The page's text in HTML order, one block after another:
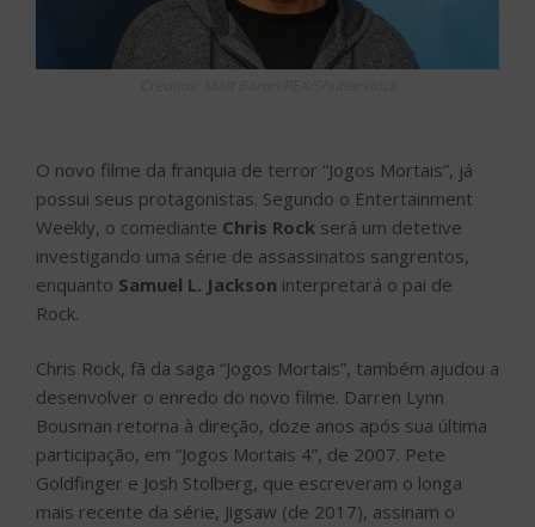
O novo filme da franquia de terror “Jogos Mortais”, já
possui seus protagonistas. Segundo o Entertainment
Weekly, o comediante Chris Rock será um detetive
investigando uma série de assassinatos sangrentos,
enquanto Samuel L. Jackson interpretará o pai de
Rock.
Chris Rock, fã da saga “Jogos Mortais”, também ajudou a
desenvolver o enredo do novo filme. Darren Lynn
Bousman retorna à direção, doze anos após sua última
participação, em “Jogos Mortais 4”, de 2007. Pete
Goldfinger e Josh Stolberg, que escreveram o longa
mais recente da série, Jigsaw (de 2017), assinam o